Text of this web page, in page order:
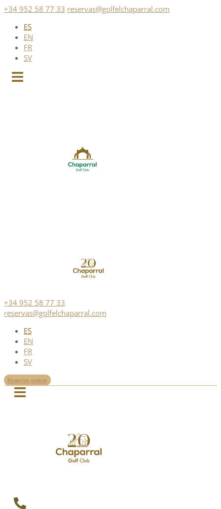
Saltar
contenido
+34 952 58 77 33 reservas@golfelchaparral.com
ES
EN
FR
SV
+34 952 58 77 33
reservas@golfelchaparral.com
ES
EN
FR
SV
Reserva online